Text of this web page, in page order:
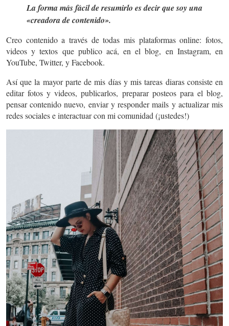
La forma más fácil de resumirlo es decir que soy una
«creadora de contenido».
Creo contenido a través de todas mis plataformas online: fotos,
videos y textos que publico acá, en el blog, en Instagram, en
YouTube, Twitter, y Facebook.
Así que la mayor parte de mis días y mis tareas diaras consiste en
editar fotos y videos, publicarlos, preparar posteos para el blog,
pensar contenido nuevo, enviar y responder mails y actualizar mis
redes sociales e interactuar con mi comunidad (¡ustedes!)